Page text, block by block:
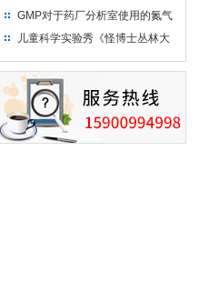
只需15分钟 保持活鲜一整年
GMP对于药厂分析室使用的氮气
钢瓶存放标准
儿童科学实验秀《怪博士丛林大
及